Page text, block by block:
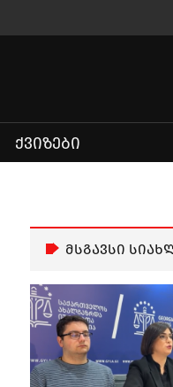
ᲥᲕᲘᲖᲔᲑᲘ
მსგავსი